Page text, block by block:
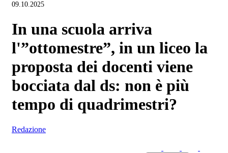
09.10.2025
In una scuola arriva
l'”ottomestre”, in un liceo la
proposta dei docenti viene
bocciata dal ds: non è più
tempo di quadrimestri?
Redazione